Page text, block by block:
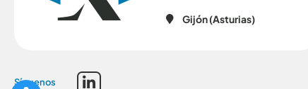
Gijón (Asturias)
Síguenos